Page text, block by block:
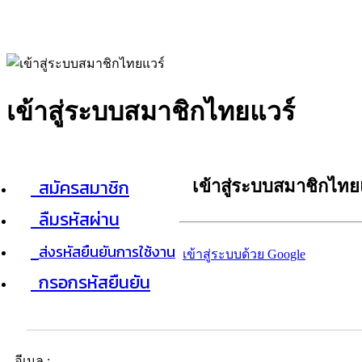
เข้าสู่ระบบสมาชิกไทยแวร์
สมัครสมาชิก
ลืมรหัสผ่าน
ส่งรหัสยืนยันการใช้งาน
กรอกรหัสยืนยัน
เข้าสู่ระบบสมาชิกไท
เข้าสู่ระบบด้วย Google